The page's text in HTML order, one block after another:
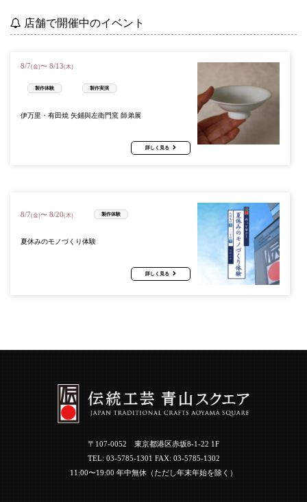
店舗で開催中のイベント
8/7(金)〜 8/13(木)
製作体験 製作実演
伊万里・有田焼 矢鋪與左衛門窯 師弟展
詳しく見る
8/7(金)〜 8/20(木) 製作体験
夏休みのモノづくり体験
詳しく見る
〒107-0052 東京都港区赤坂8-1-22 1F
TEL: 03-5785-1301 FAX: 03-5785-1302
11:00〜19:00 年中無休（ただし年末年始を除く）